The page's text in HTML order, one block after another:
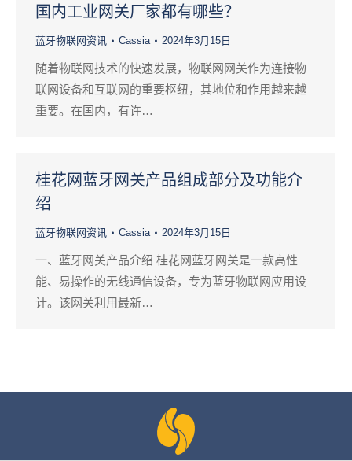
国内工业网关厂家都有哪些？
蓝牙物联网资讯 Cassia 2024年3月15日
随着物联网技术的快速发展，物联网网关作为连接物
联网设备和互联网的重要枢纽，其地位和作用越来越
重要。在国内，有许…
桂花网蓝牙网关产品组成部分及功能介
绍
蓝牙物联网资讯 Cassia 2024年3月15日
一、蓝牙网关产品介绍 桂花网蓝牙网关是一款高性
能、易操作的无线通信设备，专为蓝牙物联网应用设
计。该网关利用最新…